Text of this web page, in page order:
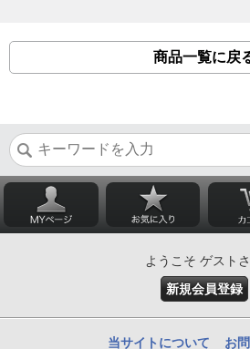
商品一覧に戻
ようこそ ゲスト
新規会員登録
当サイトについて お